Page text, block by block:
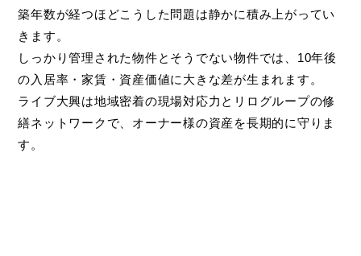
築年数が経つほどこうした問題は静かに積み上がってい
きます。
しっかり管理された物件とそうでない物件では、 10年後
の入居率・家賃・資産価値に大きな差が生まれます。
ライブ大興は地域密着の現場対応力とリログループの修
繕ネットワークで、オーナー様の資産を長期的に守りま
す。